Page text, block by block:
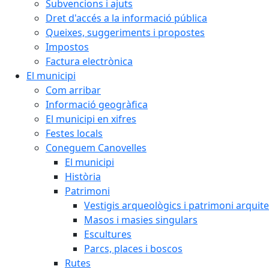
Subvencions i ajuts
Dret d'accés a la informació pública
Queixes, suggeriments i propostes
Impostos
Factura electrònica
El municipi
Com arribar
Informació geogràfica
El municipi en xifres
Festes locals
Coneguem Canovelles
El municipi
Història
Patrimoni
Vestigis arqueològics i patrimoni
Masos i masies singulars
Escultures
Parcs, places i boscos
Rutes